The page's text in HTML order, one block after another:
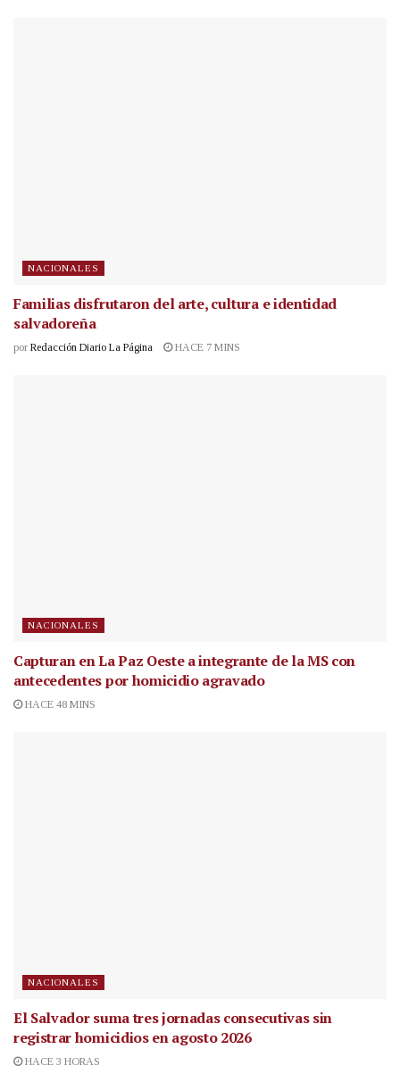
NACIONALES
Familias disfrutaron del arte, cultura e identidad
salvadoreña
por Redacción Diario La Página HACE 7 MINS
NACIONALES
Capturan en La Paz Oeste a integrante de la MS con
antecedentes por homicidio agravado
HACE 48 MINS
NACIONALES
El Salvador suma tres jornadas consecutivas sin
registrar homicidios en agosto 2026
HACE 3 HORAS